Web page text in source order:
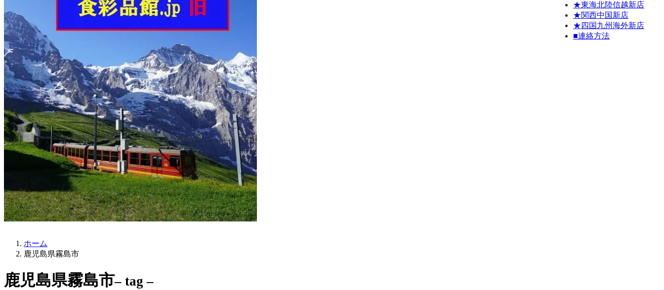
★東海北陸信越新店
★関西中国新店
★四国九州海外新店
■連絡方法
ホーム
鹿児島県霧島市
鹿児島県霧島市– tag –